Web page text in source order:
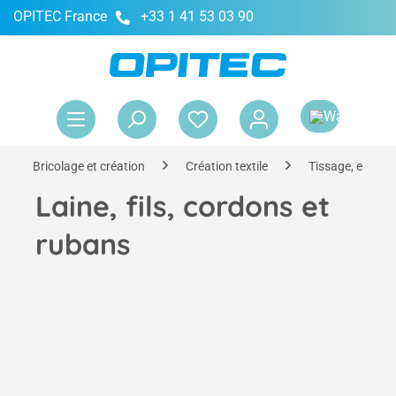
principal
OPITEC France +33 1 41 53 03 90
Bricolage et création Création textile Tissage,
Laine, fils, cordons et
rubans